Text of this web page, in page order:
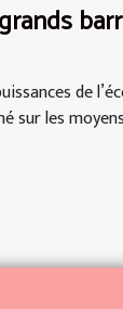
de
sur les